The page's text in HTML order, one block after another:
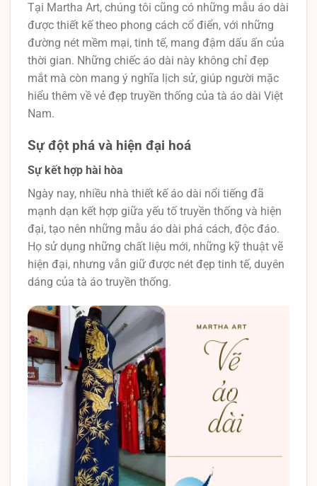
Tại Martha Art, chúng tôi cũng có những mẫu áo dài
được thiết kế theo phong cách cổ điển, với những
đường nét mềm mại, tinh tế, mang đậm dấu ấn của
thời gian. Những chiếc áo dài này không chỉ đẹp
mắt mà còn mang ý nghĩa lịch sử, giúp người mặc
hiểu thêm về vẻ đẹp truyền thống của tà áo dài Việt
Nam.
Sự đột phá và hiện đại hoá
Sự kết hợp hài hòa
Ngày nay, nhiều nhà thiết kế áo dài nổi tiếng đã
mạnh dạn kết hợp giữa yếu tố truyền thống và hiện
đại, tạo nên những mẫu áo dài phá cách, độc đáo.
Họ sử dụng những chất liệu mới, những kỹ thuật vẽ
hiện đại, nhưng vẫn giữ được nét đẹp tinh tế, duyên
dáng của tà áo truyền thống.